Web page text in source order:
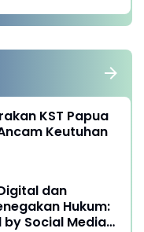
KST Papua
Keutuhan
dan
Hukum:
by Social Media